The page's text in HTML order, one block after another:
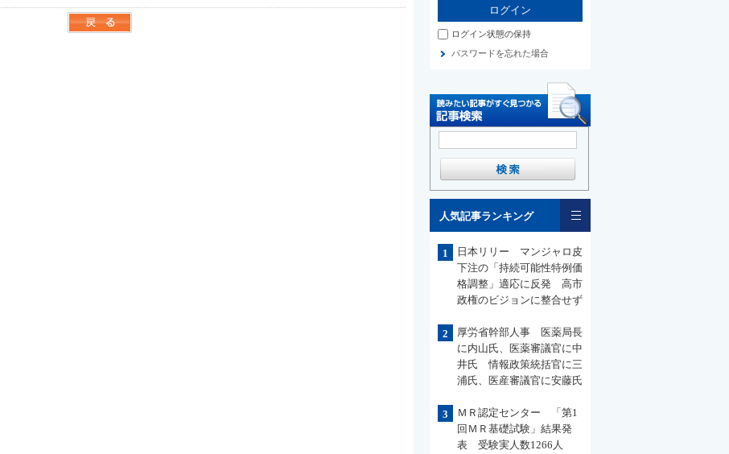
ログイン状態の保持
パスワードを忘れた場合
人気記事ランキング
1
日本リリー マンジャロ皮
下注の「持続可能性特例価
格調整」適応に反発 高市
政権のビジョンに整合せず
2
厚労省幹部人事 医薬局長
に内山氏、医薬審議官に中
井氏 情報政策統括官に三
浦氏、医産審議官に安藤氏
3
ＭＲ認定センター 「第1
回ＭＲ基礎試験」結果発
表 受験実人数1266人